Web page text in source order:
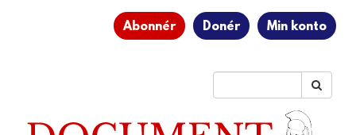
Abonnér Donér Min konto